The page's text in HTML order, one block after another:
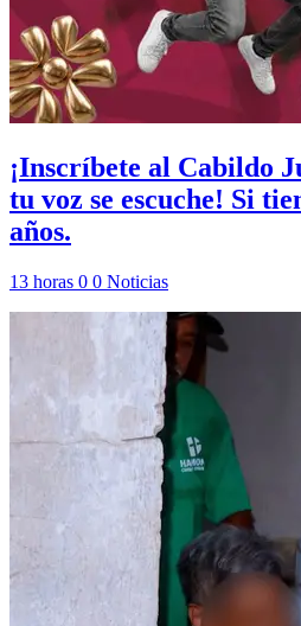
¡Inscríbete al Cabildo
tu voz se escuche! Si
años.
13 horas 0 0 Noticias